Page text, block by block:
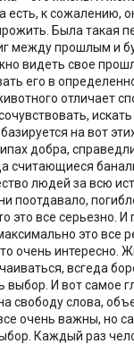
есть, к сожалению,
Была такая
между прошлым и
видеть свое
его в
отличает
на вот
добра,
считающиеся
людей за всю
поотдавало,
это все серьезно. И
это все
очень интересно.
всгеда
выбор. И вот самое
свободу слова,
очень важны, но
Каждый раз